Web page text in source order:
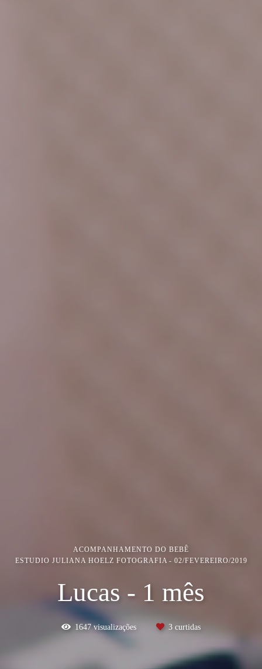
ACOMPANHAMENTO DO BEBÊ
ESTUDIO JULIANA HOELZ FOTOGRAFIA
02/FEVEREIRO/2019
Lucas - 1 mês
1647visualizações 3 curtidas